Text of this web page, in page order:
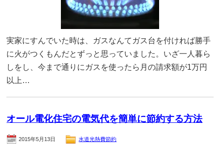
実家にすんでいた時は、ガスなんてガス台を付ければ勝手
に火がつくもんだとずっと思っていました。いざ一人暮ら
しをし、今まで通りにガスを使ったら月の請求額が1万円
以上…
オール電化住宅の電気代を簡単に節約する方法
2015年5月13日 水道光熱費節約